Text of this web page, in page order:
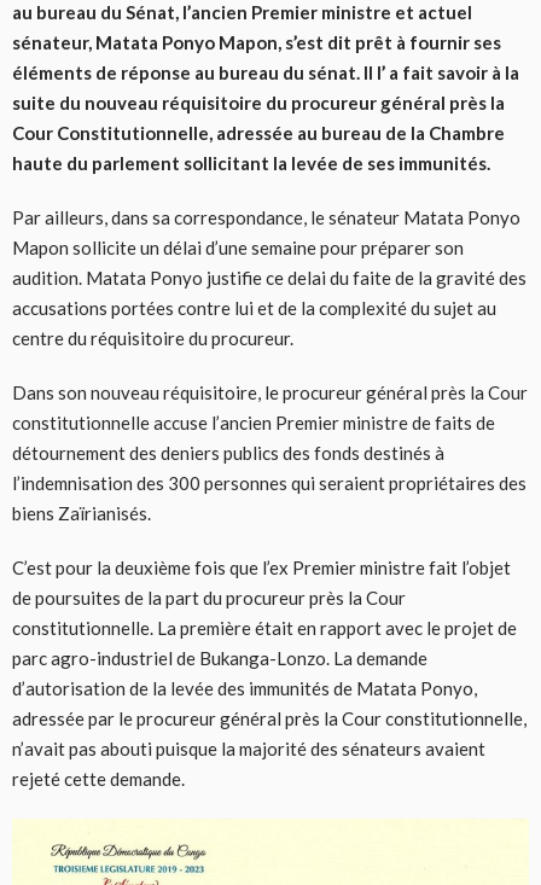
au bureau du Sénat, l’ancien Premier ministre et actuel
sénateur, Matata Ponyo Mapon, s’est dit prêt à fournir ses
éléments de réponse au bureau du sénat. Il l’ a fait savoir à la
suite du nouveau réquisitoire du procureur général près la
Cour Constitutionnelle, adressée au bureau de la Chambre
haute du parlement sollicitant la levée de ses immunités.
Par ailleurs, dans sa correspondance, le sénateur Matata Ponyo
Mapon sollicite un délai d’une semaine pour préparer son
audition. Matata Ponyo justifie ce delai du faite de la gravité des
accusations portées contre lui et de la complexité du sujet au
centre du réquisitoire du procureur.
Dans son nouveau réquisitoire, le procureur général près la Cour
constitutionnelle accuse l’ancien Premier ministre de faits de
détournement des deniers publics des fonds destinés à
l’indemnisation des 300 personnes qui seraient propriétaires des
biens Zaïrianisés.
C’est pour la deuxième fois que l’ex Premier ministre fait l’objet
de poursuites de la part du procureur près la Cour
constitutionnelle. La première était en rapport avec le projet de
parc agro-industriel de Bukanga-Lonzo. La demande
d’autorisation de la levée des immunités de Matata Ponyo,
adressée par le procureur général près la Cour constitutionnelle,
n’avait pas abouti puisque la majorité des sénateurs avaient
rejeté cette demande.